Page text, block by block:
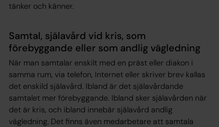
tänker och känner.
Samtal, själavård vid kris, som
förebyggande eller som andlig vägledning
När man samtalar enskilt med en präst eller diakon i
samma rum, via telefon, Internet eller skriver brev kallas
det enskild själavård. Ibland är det själavårdande
samtalet mer förebyggande. Ibland sker själavården när
det är kris, och ibland innebär själavård andlig
vägledning. Det finns även medarbetare att samtala